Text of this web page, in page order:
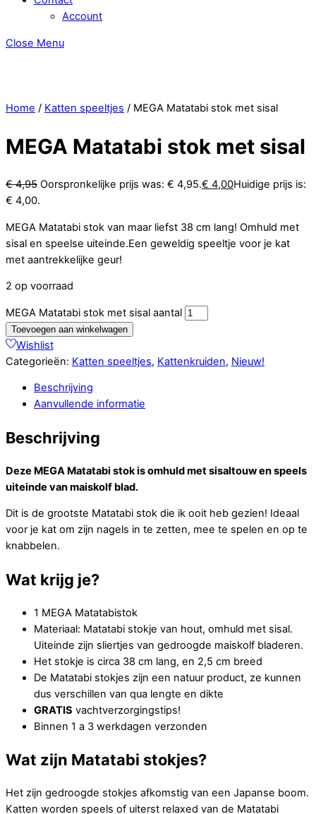
Account
Close Menu
Home / Katten speeltjes / MEGA Matatabi stok met sisal
MEGA Matatabi stok met sisal
€4,95 Oorspronkelijke prijs was: € 4,95.€ 4,00Huidige prijs is:
€ 4,00.
MEGA Matatabi stok van maar liefst 38 cm lang! Omhuld met
sisal en speelse uiteinde.Een geweldig speeltje voor je kat
met aantrekkelijke geur!
2 op voorraad
MEGA Matatabi stok met sisal aantal
Toevoegen aan winkelwagen
Wishlist
Categorieën: Katten speeltjes, Kattenkruiden, Nieuw!
Beschrijving
Aanvullende informatie
Beschrijving
Deze MEGA Matatabi stok is omhuld met sisaltouw en speels
uiteinde van maiskolf blad.
Dit is de grootste Matatabi stok die ik ooit heb gezien! Ideaal
voor je kat om zijn nagels in te zetten, mee te spelen en op te
knabbelen.
Wat krijg je?
1 MEGA Matatabistok
Materiaal: Matatabi stokje van hout, omhuld met sisal.
Uiteinde zijn sliertjes van gedroogde maiskolf bladeren.
Het stokje is circa 38 cm lang, en 2,5 cm breed
De Matatabi stokjes zijn een natuur product, ze kunnen
dus verschillen van qua lengte en dikte
GRATIS vachtverzorgingstips!
Binnen 1 a 3 werkdagen verzonden
Wat zijn Matatabi stokjes?
Het zijn gedroogde stokjes afkomstig van een Japanse boom.
Katten worden speels of uiterst relaxed van de Matatabi